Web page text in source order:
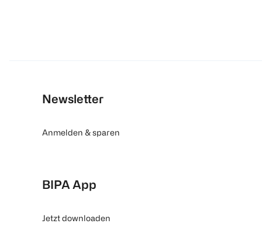
Newsletter
Anmelden & sparen
BIPA App
Jetzt downloaden